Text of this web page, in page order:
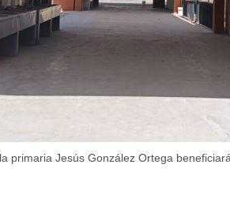
primaria Jesús González Ortega